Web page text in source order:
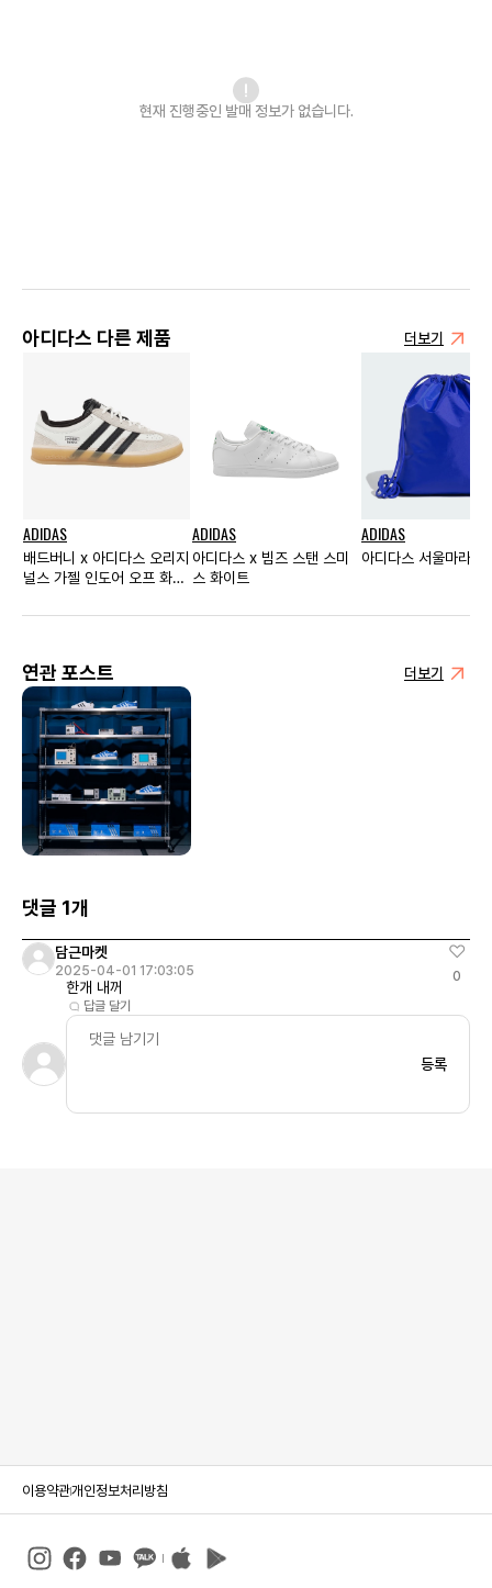
현재 진행중인 발매 정보가 없습니다.
아디다스 다른 제품 더보기
ADIDAS
배드버니 x 아디다스 오리지
널스 가젤 인도어 오프 화이
ADIDAS
아디다스 x 빔즈 스탠 스미
스 화이트
ADIDAS
아디다스 서울마라톤
연관 포스트 더보기
댓글 1개
담근마켓
2025-04-01 17:03:05
한개 내꺼
답글 달기
0
등록
이용약관개인정보처리방침